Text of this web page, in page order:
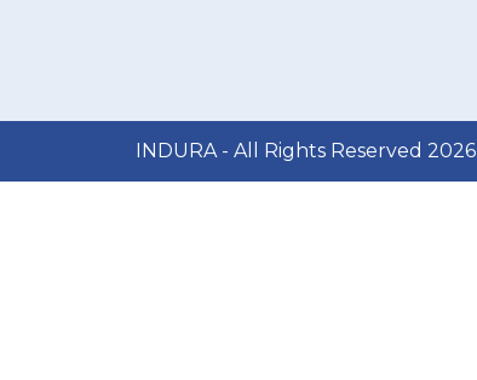
INDURA - All Rights Reserved 2026